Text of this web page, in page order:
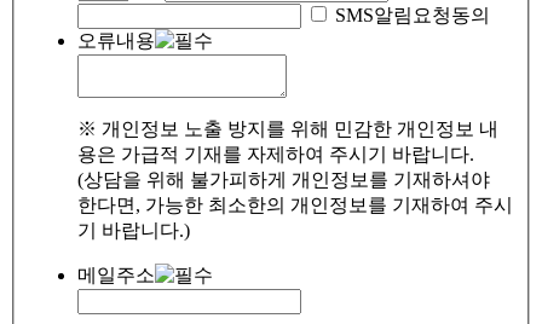
SMS알림요청동의
오류내용
※ 개인정보 노출 방지를 위해 민감한 개인정보 내
용은 가급적 기재를 자제하여 주시기 바랍니다.
(상담을 위해 불가피하게 개인정보를 기재하셔야
한다면, 가능한 최소한의 개인정보를 기재하여 주시
기 바랍니다.)
메일주소